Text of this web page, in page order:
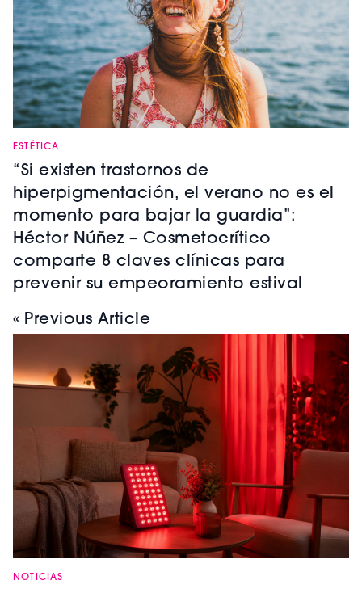
ESTÉTICA
“Si existen trastornos de
hiperpigmentación, el verano no es el
momento para bajar la guardia”:
Héctor Núñez – Cosmetocrítico
comparte 8 claves clínicas para
prevenir su empeoramiento estival
« Previous Article
NOTICIAS